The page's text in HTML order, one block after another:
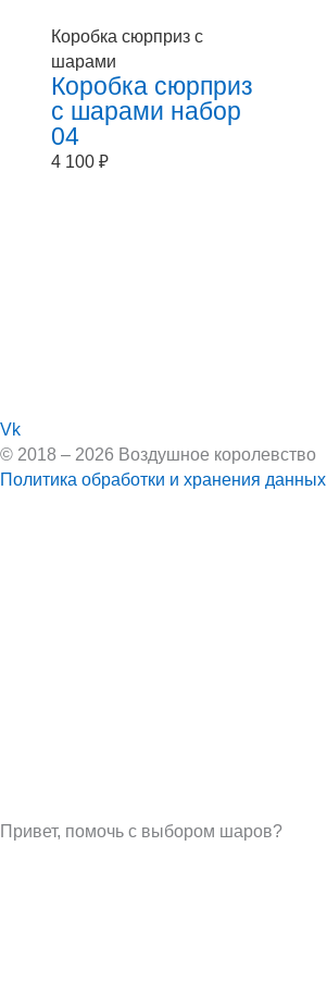
Коробка сюрприз с
шарами
Коробка сюрприз
с шарами набор
04
4 100 ₽
Vk
© 2018 – 2026 Воздушное королевство
Политика обработки и хранения данных
Привет, помочь с выбором шаров?